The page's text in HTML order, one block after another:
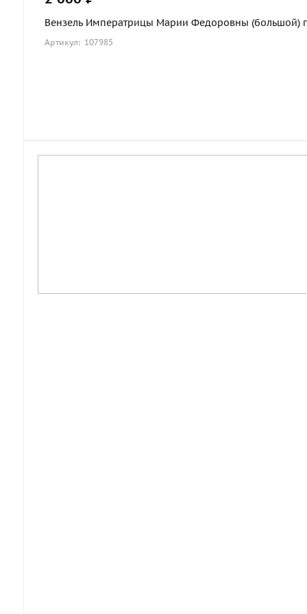
Вензель Императрицы Марии Федоровны (большой)
Артикул: 107985